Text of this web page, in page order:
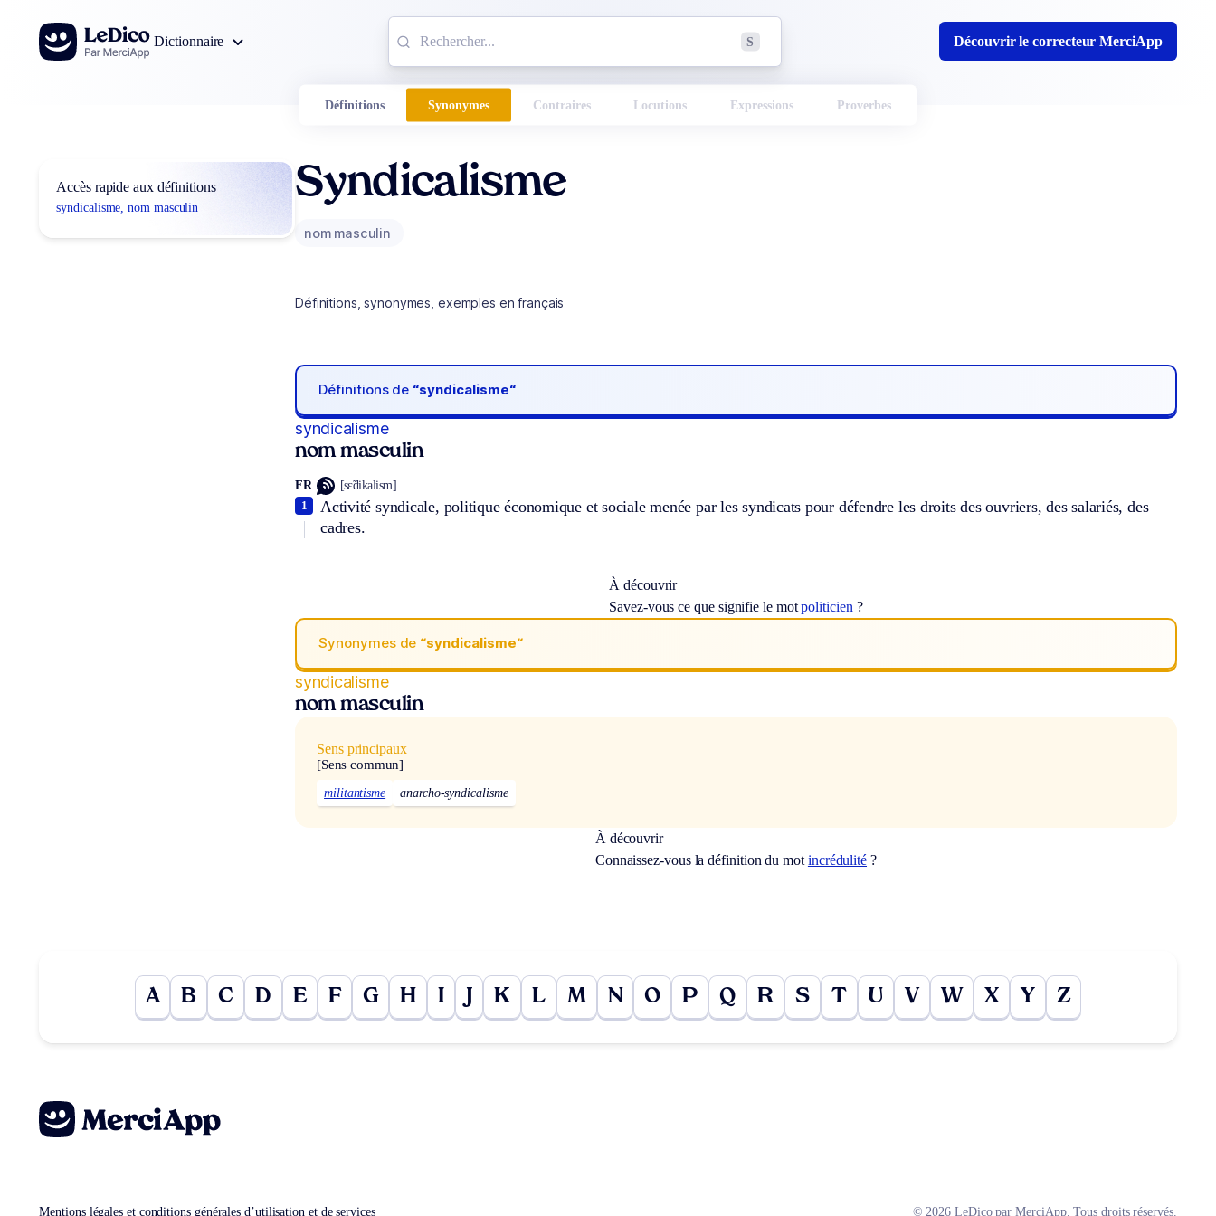
Aller au contenu
Dictionnaire
S Découvrir le correcteur MerciApp
Définitions Synonymes Contraires Locutions Expressions Proverbes
Accès rapide aux définitions
syndicalisme, nom masculin
Syndicalisme
nom masculin
Définitions, synonymes, exemples en français
Définitions de “syndicalisme“
syndicalisme
nom masculin
FR [sɛ̃dikalism]
Activité syndicale, politique économique et sociale menée par les syndicats pour défendre les droits des ouvriers, des salariés, des
cadres.
1
À découvrir
Savez-vous ce que signifie le motpoliticien ?
Synonymes de “syndicalisme“
syndicalisme
nom masculin
Sens principaux
[Sens commun]
militantisme anarcho-syndicalisme
À découvrir
Connaissez-vous la définition du mot incrédulité ?
A B C D E F G H I J K L M N O P Q R S T U V W X Y Z
Mentions légales et conditions générales d’utilisation et de services © 2026 LeDico par MerciApp. Tous droits réservés.